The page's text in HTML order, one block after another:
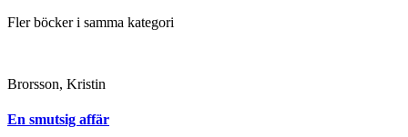
Fler böcker i samma kategori
Brorsson, Kristin
En smutsig affär